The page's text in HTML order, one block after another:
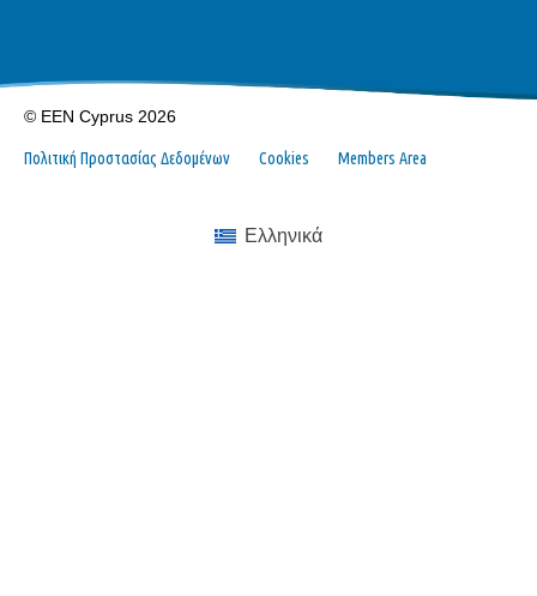
© EEN Cyprus 2026
Πολιτική Προστασίας Δεδομένων Cookies Members Area
Ελληνικά